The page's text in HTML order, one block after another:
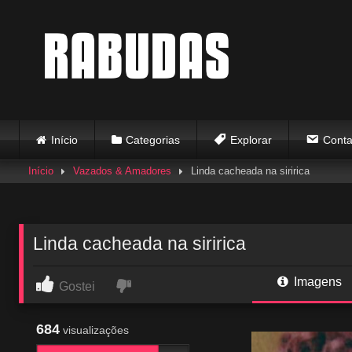
Início Categorias Explorar
Início Vazados & Amadores Linda cacheada na siririca
Linda cacheada na siririca
Gostei Imagens
684 visualizações